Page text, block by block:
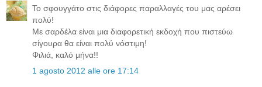
Το σφουγγάτο στις διάφορες παραλλαγές του μας αρέσει
πολύ!
Με σαρδέλα είναι μια διαφορετική εκδοχή που πιστεύω
σίγουρα θα είναι πολύ νόστιμη!
Φιλιά, καλό μήνα!!
1 agosto 2012 alle ore 17:14